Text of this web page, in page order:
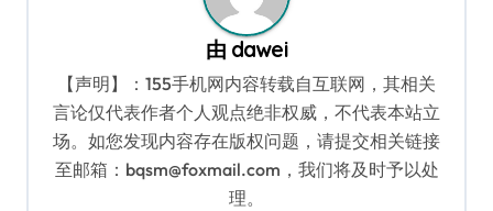
由 dawei
【声明】：155手机网内容转载自互联网，其相关
言论仅代表作者个人观点绝非权威，不代表本站立
场。如您发现内容存在版权问题，请提交相关链接
至邮箱：bqsm@foxmail.com，我们将及时予以处
理。